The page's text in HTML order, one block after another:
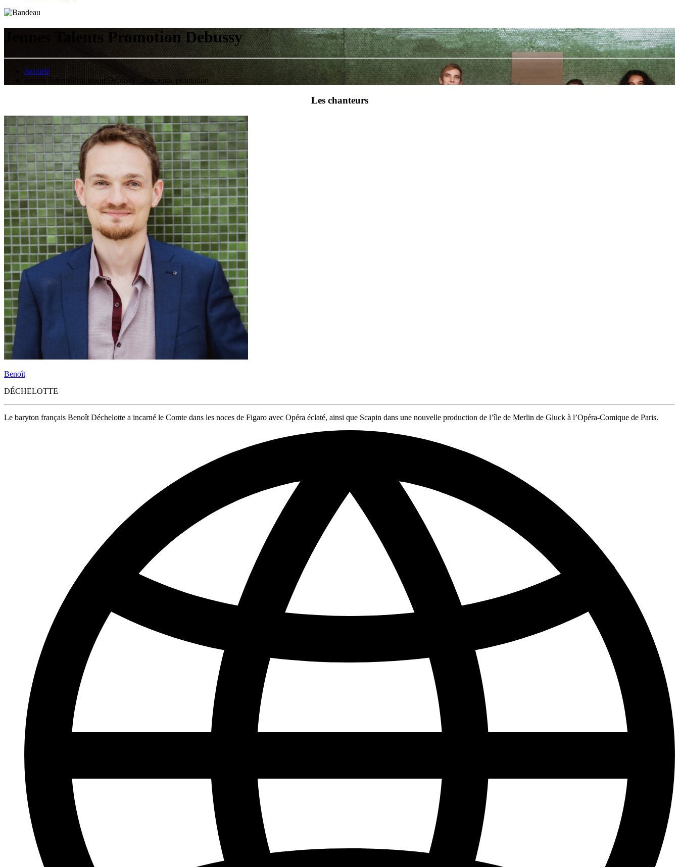
Jeunes Talents Promotion Debussy
Accueil
Jeunes Talents Promotion Debussy – Ancienne promotion
Les chanteurs
Benoît
DÉCHELOTTE
Le baryton français Benoît Déchelotte a incarné le Comte dans les noces de Figaro avec Opéra éclaté, ainsi que Scapin dans une nouvelle production de l’île de Merlin de Gluck à l’Opéra-Comique de Paris.